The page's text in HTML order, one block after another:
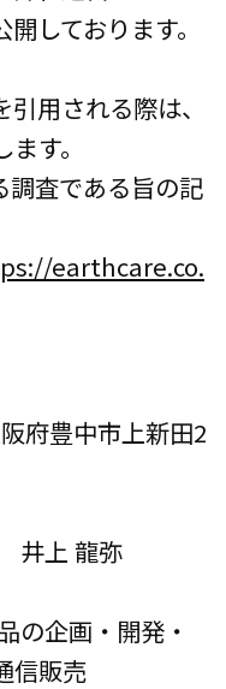
しております。
用される際は、
す。
調査である旨の記
earthcare.co.
府豊中市上新田2
井上 龍弥
の企画・開発・
信販売